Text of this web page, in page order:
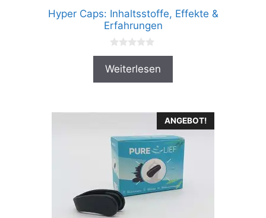
Hyper Caps: Inhaltsstoffe, Effekte &
Erfahrungen
0
o
Weiterlesen
ANGEBOT!